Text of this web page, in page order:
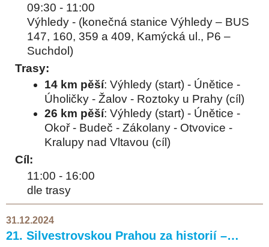
09:30 - 11:00
Výhledy - (konečná stanice Výhledy – BUS
147, 160, 359 a 409, Kamýcká ul., P6 –
Suchdol)
Trasy:
14 km pěší: Výhledy (start) - Únětice -
Úholičky - Žalov - Roztoky u Prahy (cíl)
26 km pěší: Výhledy (start) - Únětice -
Okoř - Budeč - Zákolany - Otvovice -
Kralupy nad Vltavou (cíl)
Cíl:
11:00 - 16:00
dle trasy
31.12.2024
21. Silvestrovskou Prahou za historií –…